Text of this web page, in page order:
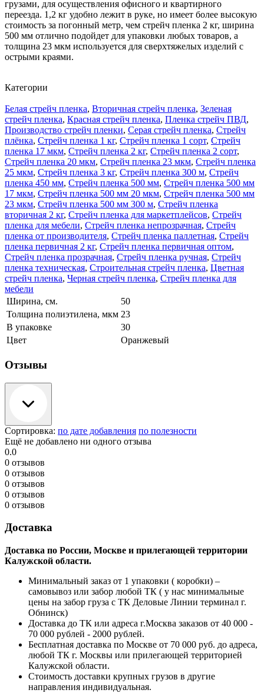
грузами, для осуществления офисного и квартирного
переезда. 1,2 кг удобно лежит в руке, но имеет более высокую
стоимость за погонный метр, чем стрейч пленка 2 кг, ширина
500 мм отлично подойдет для упаковки любых товаров, а
толщина 23 мкм используется для сверхтяжелых изделий с
острыми краями.
Категории
Белая стрейч пленка, Вторичная стрейч пленка, Зеленая
стрейч пленка, Красная стрейч пленка, Пленка стрейч ПВД,
Производство стрейч пленки, Серая стрейч пленка, Стрейч
плёнка, Стрейч пленка 1 кг, Стрейч пленка 1 сорт, Стрейч
пленка 17 мкм, Стрейч пленка 2 кг, Стрейч пленка 2 сорт,
Стрейч пленка 20 мкм, Стрейч пленка 23 мкм, Стрейч пленка
25 мкм, Стрейч пленка 3 кг, Стрейч пленка 300 м, Стрейч
пленка 450 мм, Стрейч пленка 500 мм, Стрейч пленка 500 мм
17 мкм, Стрейч пленка 500 мм 20 мкм, Стрейч пленка 500 мм
23 мкм, Стрейч пленка 500 мм 300 м, Стрейч пленка
вторичная 2 кг, Стрейч пленка для маркетплейсов, Стрейч
пленка для мебели, Стрейч пленка непрозрачная, Стрейч
пленка от производителя, Стрейч пленка паллетная, Стрейч
пленка первичная 2 кг, Стрейч пленка первичная оптом,
Стрейч пленка прозрачная, Стрейч пленка ручная, Стрейч
пленка техническая, Строительная стрейч пленка, Цветная
стрейч пленка, Черная стрейч пленка, Стрейч пленка для
мебели
Ширина, см.
50
Толщина полиэтилена, мкм 23
В упаковке
30
Цвет
Оранжевый
Отзывы
Сортировка: по дате добавления по полезности
Ещё не добавлено ни одного отзыва
0.0
0 отзывов
0 отзывов
0 отзывов
0 отзывов
0 отзывов
Доставка
Доставка по России, Москве и прилегающей территории
Калужской области.
Минимальный заказ от 1 упаковки ( коробки) –
самовывоз или забор любой ТК ( у нас минимальные
цены на забор груза с ТК Деловые Линии терминал г.
Обнинск)
Доставка до ТК или адреса г.Москва заказов от 40 000 -
70 000 рублей - 2000 рублей.
Бесплатная доставка по Москве от 70 000 руб. до адреса,
любой ТК г. Москвы или прилегающей территорией
Калужской области.
Стоимость доставки крупных грузов в другие
направления индивидуальная.